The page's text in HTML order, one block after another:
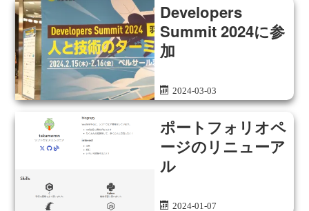
Developers
Summit 2024に参
加
2024-03-03
ポートフォリオペ
ージのリニューア
ル
2024-01-07